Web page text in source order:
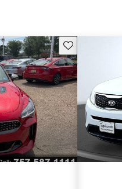
Guarda este Aviso